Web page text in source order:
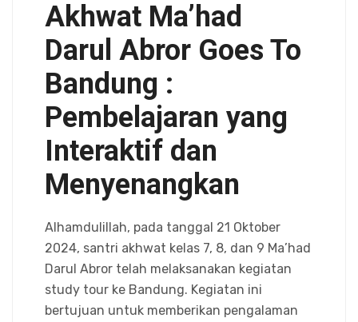
Akhwat Ma’had
Darul Abror Goes To
Bandung :
Pembelajaran yang
Interaktif dan
Menyenangkan
Alhamdulillah, pada tanggal 21 Oktober
2024, santri akhwat kelas 7, 8, dan 9 Ma’had
Darul Abror telah melaksanakan kegiatan
study tour ke Bandung. Kegiatan ini
bertujuan untuk memberikan pengalaman